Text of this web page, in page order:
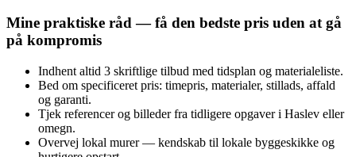
Mine praktiske råd — få den bedste pris uden at gå
på kompromis
Indhent altid 3 skriftlige tilbud med tidsplan og materialeliste.
Bed om specificeret pris: timepris, materialer, stillads, affald
og garanti.
Tjek referencer og billeder fra tidligere opgaver i Haslev eller
omegn.
Overvej lokal murer — kendskab til lokale byggeskikke og